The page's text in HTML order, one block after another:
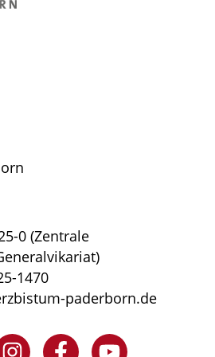
0 (Zentrale
1470
paderborn.de